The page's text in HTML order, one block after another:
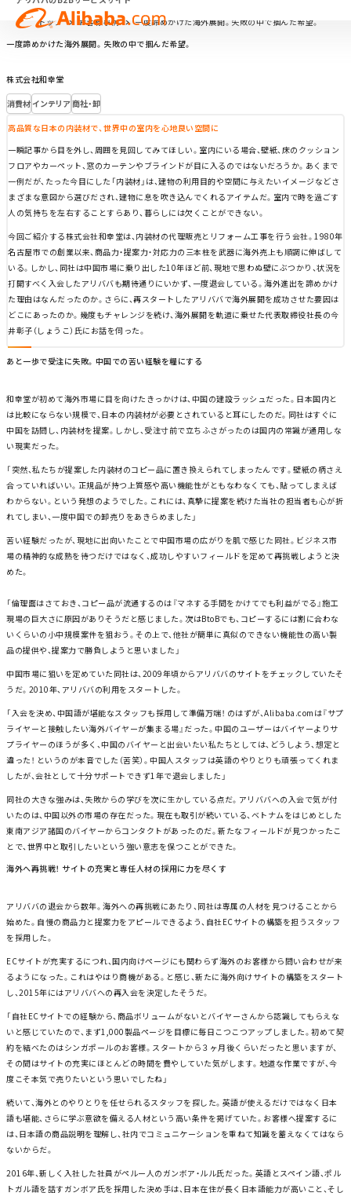
トップ
お客様事例
一度諦めかけた海外展開。失敗の中で掴んだ希望。
一度諦めかけた海外展開。失敗の中で掴んだ希望。
株式会社和幸堂
消費材インテリア商社・卸
高品質な日本の内装材で、世界中の室内を心地良い空間に
一瞬記事から目を外し、周囲を見回してみてほしい。室内にいる場合、壁紙、床のクッション
フロアやカーペット、窓のカーテンやブラインドが目に入るのではないだろうか。あくまで
一例だが、たった今目にした「内装材」は、建物の利用目的や空間に与えたいイメージなどさ
まざまな意図から選びだされ、建物に息を吹き込んでくれるアイテムだ。室内で時を過ごす
人の気持ちを左右することすらあり、暮らしには欠くことができない。
今回ご紹介する株式会社和幸堂は、内装材の代理販売とリフォーム工事を行う会社。1980年
名古屋市での創業以来、商品力・提案力・対応力の三本柱を武器に海外売上も順調に伸ばして
いる。しかし、同社は中国市場に乗り出した10年ほど前、現地で思わぬ壁にぶつかり、状況を
打開すべく入会したアリババも期待通りにいかず、一度退会している。海外進出を諦めかけ
た理由はなんだったのか。さらに、再スタートしたアリババで海外展開を成功させた要因は
どこにあったのか。幾度もチャレンジを続け、海外展開を軌道に乗せた代表取締役社長の今
井彰子（しょうこ）氏にお話を伺った。
あと一歩で受注に失敗。中国での苦い経験を糧にする
和幸堂が初めて海外市場に目を向けたきっかけは、中国の建設ラッシュだった。日本国内と
は比較にならない規模で、日本の内装材が必要とされていると耳にしたのだ。同社はすぐに
中国を訪問し、内装材を提案。しかし、受注寸前で立ちふさがったのは国内の常識が通用しな
い現実だった。
「突然、私たちが提案した内装材のコピー品に置き換えられてしまったんです。壁紙の柄さえ
合っていればいい。正規品が持つ上質感や高い機能性がともなわなくても、貼ってしまえば
わからない。という発想のようでした。これには、真摯に提案を続けた当社の担当者も心が折
れてしまい、一度中国での卸売りをあきらめました」
苦い経験だったが、現地に出向いたことで中国市場の広がりを肌で感じた同社。ビジネス市
場の精神的な成熟を待つだけではなく、成功しやすいフィールドを定めて再挑戦しようと決
めた。
「倫理面はさておき、コピー品が流通するのは『マネする手間をかけてでも利益がでる』施工
現場の巨大さに原因がありそうだと感じました。次はBtoBでも、コピーするには割に合わな
いくらいの小中規模案件を狙おう。その上で、他社が簡単に真似のできない機能性の高い製
品の提供や、提案力で勝負しようと思いました」
中国市場に狙いを定めていた同社は、2009年頃からアリババのサイトをチェックしていたそ
うだ。2010年、アリババの利用をスタートした。
「入会を決め、中国語が堪能なスタッフも採用して準備万端！ のはずが、Alibaba.comは『サプ
ライヤーと接触したい海外バイヤーが集まる場』だった。中国のユーザーはバイヤーよりサ
プライヤーのほうが多く、中国のバイヤーと出会いたい私たちとしては、どうしよう、想定と
違った！ というのが本音でした（苦笑）。中国人スタッフは英語のやりとりも頑張ってくれま
したが、会社として十分サポートできず1年で退会しました」
同社の大きな強みは、失敗からの学びを次に生かしている点だ。アリババへの入会で気が付
いたのは、中国以外の市場の存在だった。現在も取引が続いている、ベトナムをはじめとした
東南アジア諸国のバイヤーからコンタクトがあったのだ。新たなフィールドが見つかったこ
とで、世界中と取引したいという強い意志を保つことができた。
海外へ再挑戦！ サイトの充実と専任人材の採用に力を尽くす
アリババの退会から数年。海外への再挑戦にあたり、同社は専属の人材を見つけることから
始めた。自慢の商品力と提案力をアピールできるよう、自社ECサイトの構築を担うスタッフ
を採用した。
ECサイトが充実するにつれ、国内向けページにも関わらず海外のお客様から問い合わせが来
るようになった。これはやはり商機がある。と感じ、新たに海外向けサイトの構築をスタート
し、2015年にはアリババへの再入会を決定したそうだ。
「自社ECサイトでの経験から、商品ボリュームがないとバイヤーさんから認識してもらえな
いと感じていたので、まず1,000製品ページを目標に毎日こつこつアップしました。初めて契
約を結べたのはシンガポールのお客様。スタートから３ヶ月後くらいだったと思いますが、
その間はサイトの充実にほとんどの時間を費やしていた気がします。地道な作業ですが、今
度こそ本気で売りたいという思いでしたね」
続いて、海外とのやりとりを任せられるスタッフを探した。英語が使えるだけではなく日本
語も堪能、さらに学ぶ意欲を備える人材という高い条件を掲げていた。お客様へ提案するに
は、日本語の商品説明を理解し、社内でコミュニケーションを重ねて知識を蓄えなくてはなら
ないからだ。
2016年、新しく入社した社員がペルー人のガンボア・ルル氏だった。英語とスペイン語、ポル
トガル語を話すガンボア氏を採用した決め手は、日本在住が長く日本語能力が高いこと、そし